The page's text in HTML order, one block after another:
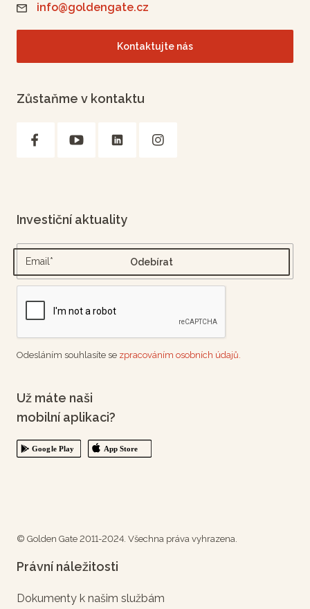
info@goldengate.cz
Kontaktujte nás
Zůstaňme v kontaktu
Investiční aktuality
Odesláním souhlasíte se zpracováním osobních údajů.
Už máte naši
mobilní aplikaci?
© Golden Gate 2011-2024. Všechna práva vyhrazena.
Právní náležitosti
Dokumenty k našim službám